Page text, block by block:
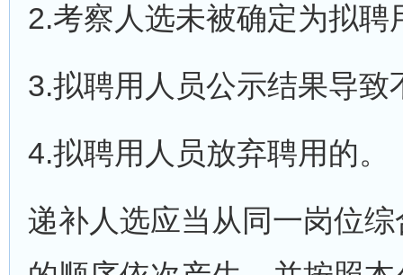
2.考察人选未被确定为拟聘
3.拟聘用人员公示结果导致
4.拟聘用人员放弃聘用的。
递补人选应当从同一岗位